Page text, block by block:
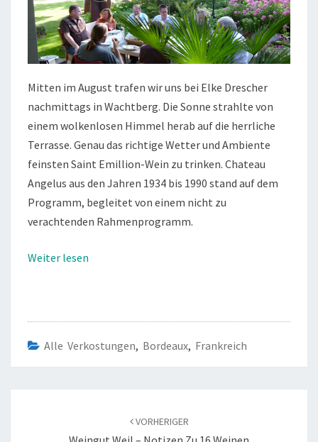
Mitten im August trafen wir uns bei Elke Drescher
nachmittags in Wachtberg. Die Sonne strahlte von
einem wolkenlosen Himmel herab auf die herrliche
Terrasse. Genau das richtige Wetter und Ambiente
feinsten Saint Emillion-Wein zu trinken. Chateau
Angelus aus den Jahren 1934 bis 1990 stand auf dem
Programm, begleitet von einem nicht zu
verachtenden Rahmenprogramm.
Weiter lesen
Alle Verkostungen, Bordeaux, Frankreich
VORHERIGER